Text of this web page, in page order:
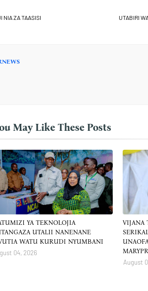
UTABIRI
NIA ZA TAASISI
May Like These Posts
YA TEKNOLOJIA
UTALII NANENANE
WATU KURUDI NYUMBANI
04, 2026
VIJANA
August